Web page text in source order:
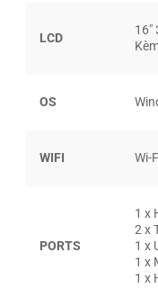
LCD
OS
WIFI Wi-
PORTS
1 x
2 x
1 x
1 x
1 x